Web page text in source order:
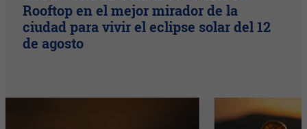
Rooftop en el mejor mirador de la
ciudad para vivir el eclipse solar del 12
de agosto